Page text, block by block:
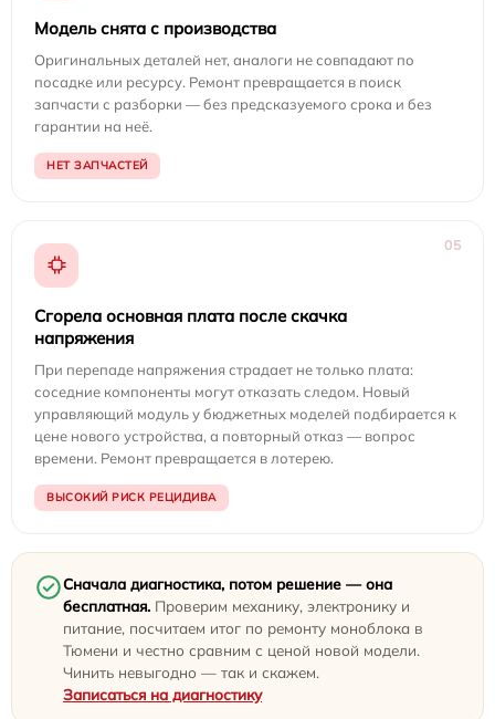
Модель снята с производства
Оригинальных деталей нет, аналоги не совпадают по
посадке или ресурсу. Ремонт превращается в поиск
запчасти с разборки — без предсказуемого срока и без
гарантии на неё.
НЕТ ЗАПЧАСТЕЙ
05
Сгорела основная плата после скачка
напряжения
При перепаде напряжения страдает не только плата:
соседние компоненты могут отказать следом. Новый
управляющий модуль у бюджетных моделей подбирается к
цене нового устройства, а повторный отказ — вопрос
времени. Ремонт превращается в лотерею.
ВЫСОКИЙ РИСК РЕЦИДИВА
Сначала диагностика, потом решение — она
бесплатная. Проверим механику, электронику и
питание, посчитаем итог по ремонту моноблока в
Тюмени и честно сравним с ценой новой модели.
Чинить невыгодно — так и скажем.
Записаться на диагностику